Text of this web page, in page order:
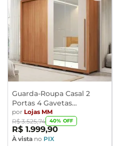
embalados e com total
- Confira as dimensões do
compra e certifique-se de
por elevadores, portas,
evitando assim futuros
com a entrega do produto.
Guarda-Roupa Casal 2
Portas 4 Gavetas
Caemmun Moviment
por Lojas MM
R$ 3.525,74 40% OFF
R$ 1.999,90
À vista no PIX